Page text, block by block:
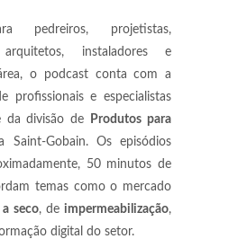
pedreiros, projetistas,
arquitetos, instaladores e
o podcast conta com a
profissionais e especialistas
da divisão de
Produtos para
Saint-Gobain. Os episódios
50 minutos de
temas como o mercado
seco, de impermeabilização,
digital do setor.